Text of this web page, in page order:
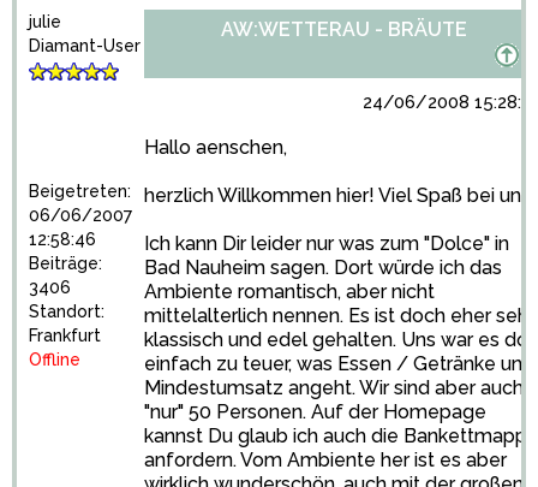
julie
Diamant-User
Beigetreten:
06/06/2007
12:58:46
Beiträge:
3406
Standort:
Frankfurt
Offline
AW:WETTERAU - BRÄUTE
24/06/2008
Hallo aenschen,
herzlich Willkommen hier! Viel Spaß bei uns!
Ich kann Dir leider nur was zum "Dolce" in
Bad Nauheim sagen. Dort würde ich das
Ambiente romantisch, aber nicht
mittelalterlich nennen. Es ist doch eher sehr
klassisch und edel gehalten. Uns war es
einfach zu teuer, was Essen / Getränke und
Mindestumsatz angeht. Wir sind aber auch
"nur" 50 Personen. Auf der Homepage
kannst Du glaub ich auch die Bankettmappe
anfordern. Vom Ambiente her ist es aber